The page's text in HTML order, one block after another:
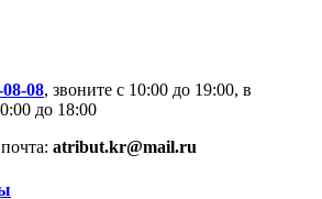
08, звоните с 10:00 до 19:00, в
до 18:00
atribut.kr@mail.ru